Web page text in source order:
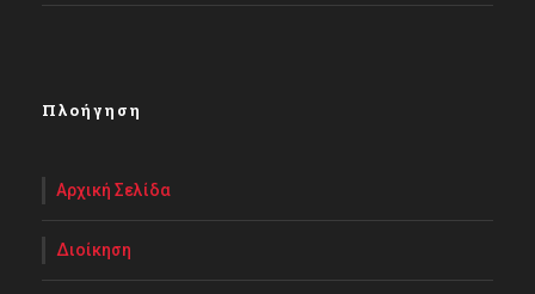
Πλοήγηση
Αρχική Σελίδα
Διοίκηση